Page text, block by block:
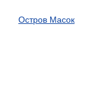
Остров Масок